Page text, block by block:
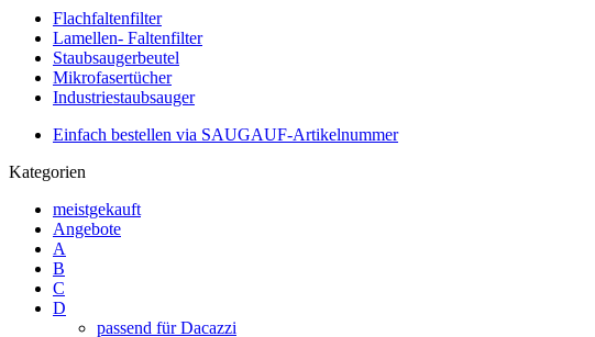
Flachfaltenfilter
Lamellen- Faltenfilter
Staubsaugerbeutel
Mikrofasertücher
Industriestaubsauger
Einfach bestellen via SAUGAUF-Artikelnummer
Kategorien
meistgekauft
Angebote
A
B
C
D
passend für Dacazzi